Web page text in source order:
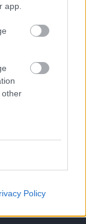
app.
other
Policy